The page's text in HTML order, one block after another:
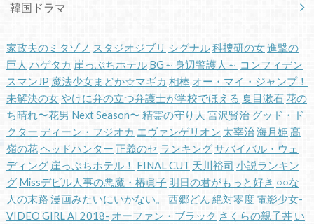
韓国ドラマ
家政夫のミタゾノ スタジオジブリ シグナル科捜研の女進撃の
巨人 ハゲタカ 崖っぷちホテル BG～身辺警護人～ コンフィデン
スマンJP 魔法少女まどか☆マギカ 相棒 オー・マイ・ジャンプ！
未解決の女やけに弁の立つ弁護士が学校でほえる 夏目漱石花の
ち晴れ〜花男 Next Season〜 精霊の守り人 宮沢賢治 グッド・ド
クター ディーン・フジオカ エヴァンゲリオン 太宰治海月姫 高
嶺の花ヘッドハンター 正義のセ ランキングサバイバル・ウェ
ディング 崖っぷちホテル！ FINAL CUT 天川裕司 小説ランキン
グ Missデビル人事の悪魔・椿眞子 明日の君がもっと好き ○○な
人の末路 漫画みたいにいかない。 西郷どん 絶対零度 電影少女-
VIDEO GIRL AI 2018- オーファン・ブラック さくらの親子丼 い